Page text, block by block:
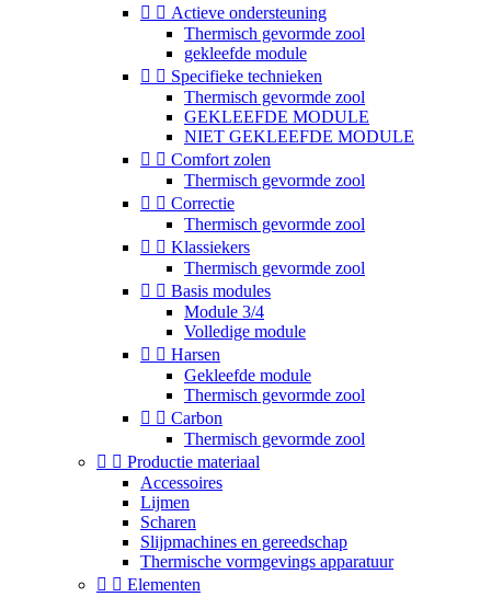
  Actieve ondersteuning
Thermisch gevormde zool
gekleefde module
  Specifieke technieken
Thermisch gevormde zool
GEKLEEFDE MODULE
NIET GEKLEEFDE MODULE
  Comfort zolen
Thermisch gevormde zool
  Correctie
Thermisch gevormde zool
  Klassiekers
Thermisch gevormde zool
  Basis modules
Module 3/4
Volledige module
  Harsen
Gekleefde module
Thermisch gevormde zool
  Carbon
Thermisch gevormde zool
  Productie materiaal
Accessoires
Lijmen
Scharen
Slijpmachines en gereedschap
Thermische vormgevings apparatuur
  Elementen